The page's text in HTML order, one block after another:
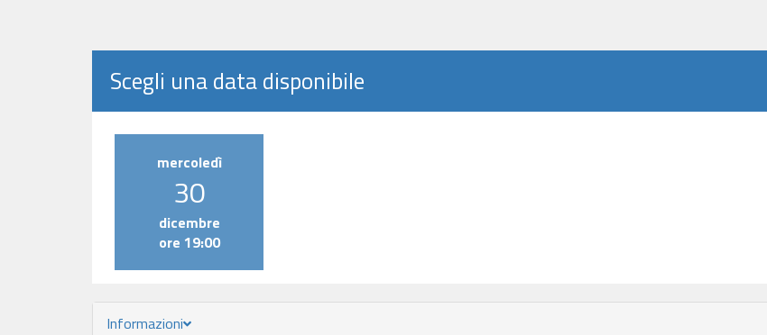
Scegli una data disponibile
mercoledì
30
dicembre
ore 19:00
Informazioni